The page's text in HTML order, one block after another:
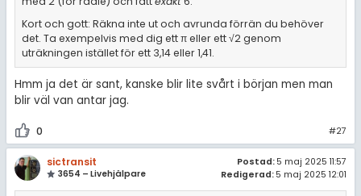
Kort och gott: Räkna inte ut och avrunda förrän du behöver
det. Ta exempelvis med dig ett π eller ett √2 genom
uträkningen istället för ett 3,14 eller 1,41.
Hmm ja det är sant, kanske blir lite svårt i början men man
blir väl van antar jag.
0 #27
sictransit
3654 – Livehjälpare
Postad: 5 maj 2025 11:57
Redigerad: 5 maj 2025 12:01